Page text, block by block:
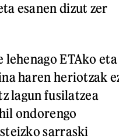
esanen dizut zer
lehenago ETAko eta
haren heriotzak
lagun fusilatzea
ondorengo
sarraski